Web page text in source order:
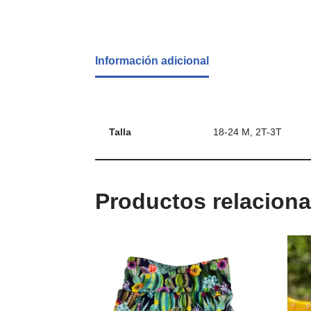
Información adicional
Talla 18-24 M, 2T-3T
Productos